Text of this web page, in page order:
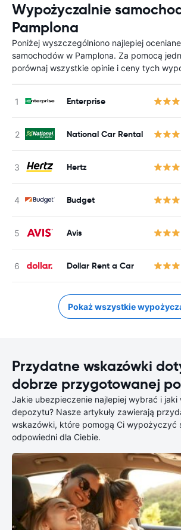
Wypożyczalnie
Pamplona
Poniżej wyszczególniono najlepiej
samochodów w Pamplona. Za pomocą
porównaj wszystkie opinie i ceny tych
Enterprise
National Car Rental
Hertz
Budget
Avis
Dollar Rent a Car
Pokaż wszystkie
Przydatne wskazówki
dobrze przygotowanej
Jakie ubezpieczenie najlepiej wybrać i jaki
depozytu? Nasze artykuły zawierają
wskazówki, które pomogą Ci wypożyczyć
odpowiedni dla Ciebie.